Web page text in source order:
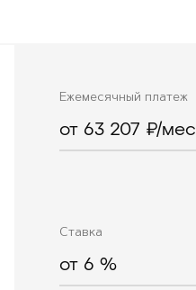
Ежемесячный платеж
от 63 207 ₽/мес
Ставка
от 6 %